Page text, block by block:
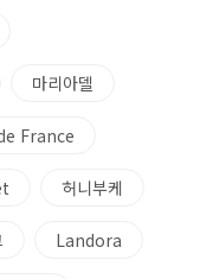
마리아델
France
허니부케
Landora